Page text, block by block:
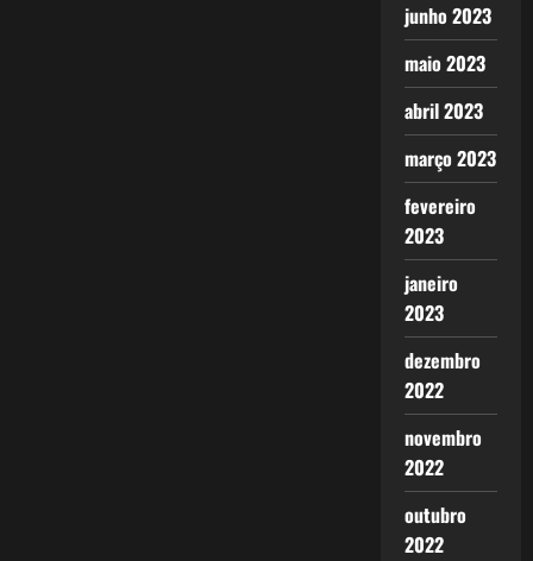
junho 2023
maio 2023
abril 2023
março 2023
fevereiro
2023
janeiro
2023
dezembro
2022
novembro
2022
outubro
2022